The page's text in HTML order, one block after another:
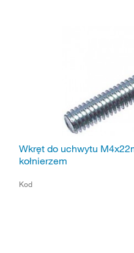
Wkręt do uchwytu
kołnierzem
Kod